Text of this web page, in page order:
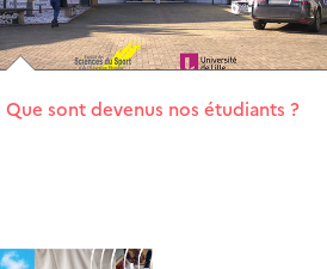
Que sont devenus nos étudiants ?